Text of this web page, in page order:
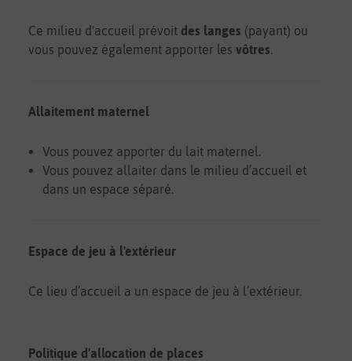
Ce milieu d'accueil prévoit des langes (payant) ou
vous pouvez également apporter les vôtres.
Allaitement maternel
Vous pouvez apporter du lait maternel.
Vous pouvez allaiter dans le milieu d’accueil et
dans un espace séparé.
Espace de jeu à l'extérieur
Ce lieu d’accueil a un espace de jeu à l’extérieur.
Politique d'allocation de places